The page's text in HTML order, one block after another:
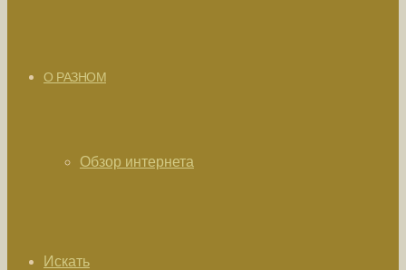
О РАЗНОМ
Обзор интернета
Искать